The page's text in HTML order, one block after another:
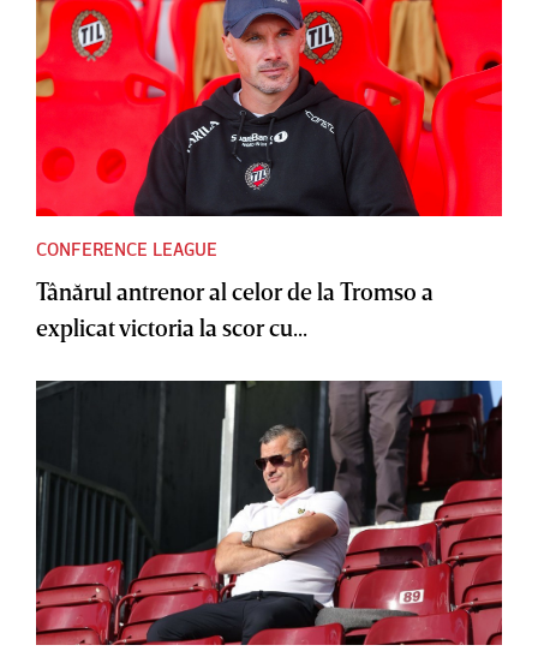
CONFERENCE LEAGUE
Tânărul antrenor al celor de la Tromso a
explicat victoria la scor cu...